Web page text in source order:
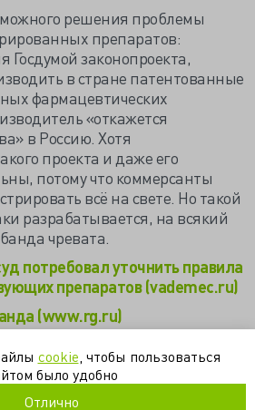
решения проблемы
препаратов:
Госдумой законопроекта,
в стране патентованные
фармацевтических
«откажется
в Россию. Хотя
проекта и даже его
потому что коммерсанты
всё на свете. Но такой
разрабатывается, на всякий
чревата.
потребовал уточнить правила
препаратов (vademec.ru)
(www.rg.ru)
разрешить
за границей
cookie , чтобы пользоваться
было удобно
Отлично